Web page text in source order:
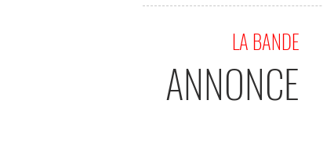
ANNONCE
LA BANDE